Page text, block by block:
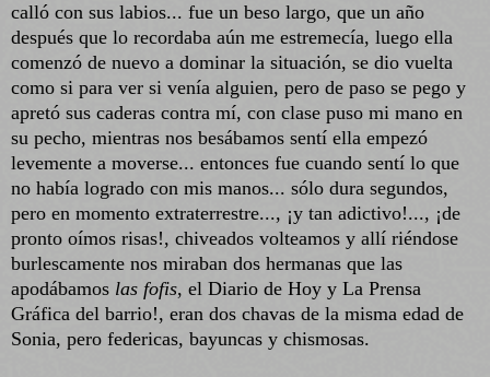
calló con sus labios... fue un beso largo, que un año
después que lo recordaba aún me estremecía, luego ella
comenzó de nuevo a dominar la situación, se dio vuelta
como si para ver si venía alguien, pero de paso se pego y
apretó sus caderas contra mí, con clase puso mi mano en
su pecho, mientras nos besábamos sentí ella empezó
levemente a moverse... entonces fue cuando sentí lo que
no había logrado con mis manos... sólo dura segundos,
pero en momento extraterrestre..., ¡y tan adictivo!..., ¡de
pronto oímos risas!, chiveados volteamos y allí riéndose
burlescamente nos miraban dos hermanas que las
apodábamos las fofis, el Diario de Hoy y La Prensa
Gráfica del barrio!, eran dos chavas de la misma edad de
Sonia, pero federicas, bayuncas y chismosas.